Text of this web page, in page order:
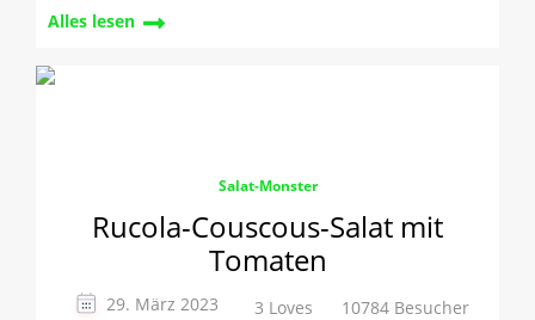
Alles lesen
Salat-Monster
Rucola-Couscous-Salat mit
Tomaten
29. März 2023 3 Loves 10784 Besucher